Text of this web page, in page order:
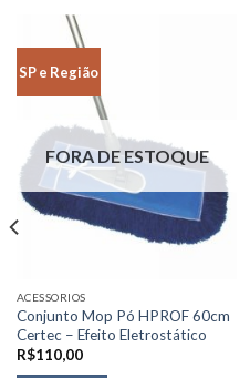
SP e Região
FORA DE ESTOQUE
ACESSORIOS
Conjunto Mop Pó HPROF 60cm
Certec – Efeito Eletrostático
R$110,00